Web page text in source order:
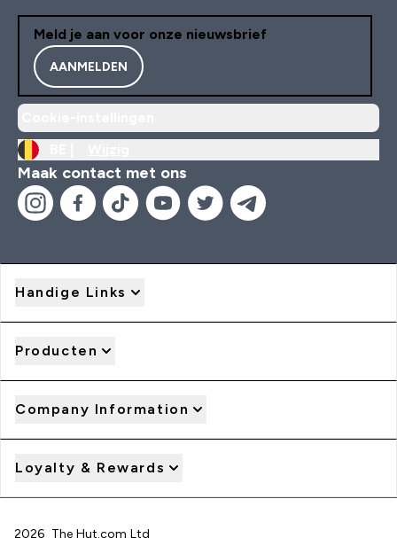
Meld je aan voor onze nieuwsbrief
AANMELDEN
Maak contact met ons
Handige Links
Producten
Company Information
Loyalty & Rewards
2026 The Hut.com Ltd